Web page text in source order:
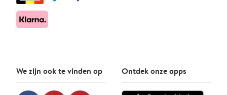
We zijn ook te vinden op Ontdek onze apps